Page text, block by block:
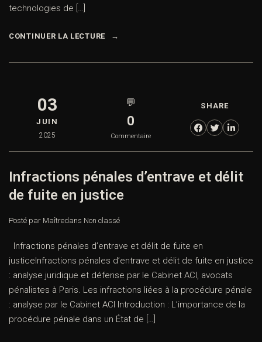
technologies de […]
CONTINUER LA LECTURE
03
JUIN
2025
💬
0
Commentaire
SHARE
Infractions pénales d’entrave et délit
de fuite en justice
Posté par Maîtredans Non classé
Infractions pénales d’entrave et délit de fuite en
justiceInfractions pénales d’entrave et délit de fuite en justice
: analyse juridique et défense par le Cabinet ACI, avocats
pénalistes à Paris. Les infractions liées à la procédure pénale
: analyse par le Cabinet ACI Introduction : L’importance de la
procédure pénale dans un État de […]